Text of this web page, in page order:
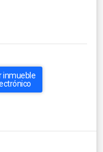
inmueble